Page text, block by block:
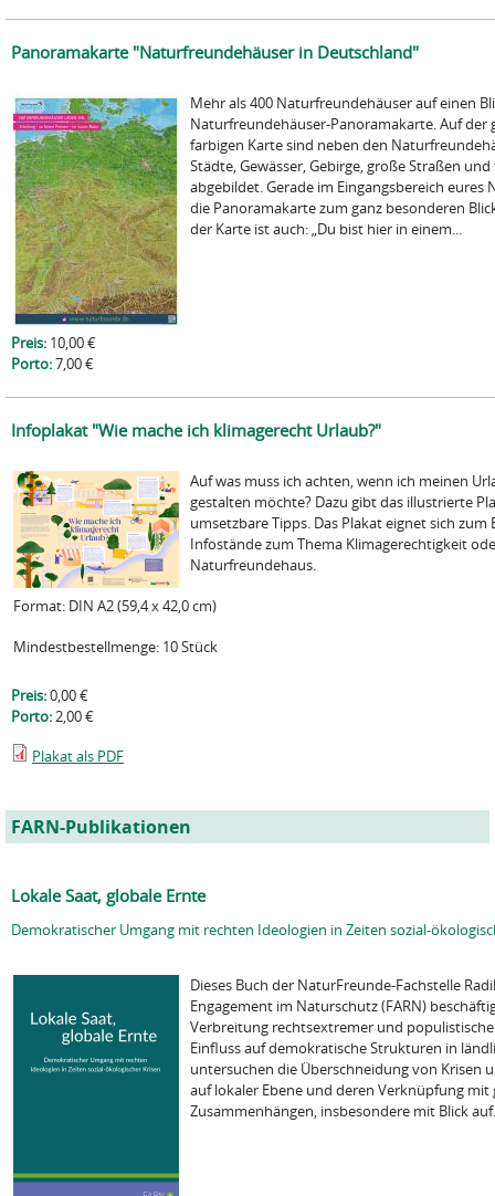
Panoramakarte "Naturfreundehäuser in Deutschland"
Mehr als 400 Naturfreundehäuser auf einen
Naturfreundehäuser-Panoramakarte. Auf
farbigen Karte sind neben den
Städte, Gewässer, Gebirge, große Straßen
abgebildet. Gerade im Eingangsbereich
die Panoramakarte zum ganz besonderen
der Karte ist auch: „Du bist hier in einem...
Preis: 10,00 €
Porto:7,00 €
Infoplakat "Wie mache ich klimagerecht Urlaub?"
Auf was muss ich achten, wenn ich meinen
gestalten möchte? Dazu gibt das illustrierte
umsetzbare Tipps. Das Plakat eignet sich zum
Infostände zum Thema Klimagerechtigkeit
Naturfreundehaus.
Format: DIN A2 (59,4 x 42,0 cm)
Mindestbestellmenge: 10 Stück
Preis:0,00 €
Porto:2,00 €
Plakat als PDF
FARN-Publikationen
Lokale Saat, globale Ernte
Demokratischer Umgang mit rechten Ideologien in Zeiten sozial-
Dieses Buch der NaturFreunde-Fachstelle
Engagement im Naturschutz (FARN)
Verbreitung rechtsextremer und
Einfluss auf demokratische Strukturen in
untersuchen die Überschneidung von Krisen
auf lokaler Ebene und deren Verknüpfung mit
Zusammenhängen, insbesondere mit Blick